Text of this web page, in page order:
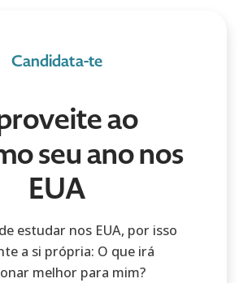
Candidata-te
ao
seu ano nos
EUA
estudar nos EUA, por isso
a si própria: O que irá
melhor para mim?